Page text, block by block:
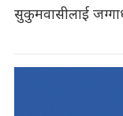
सुकुमवासीलाई